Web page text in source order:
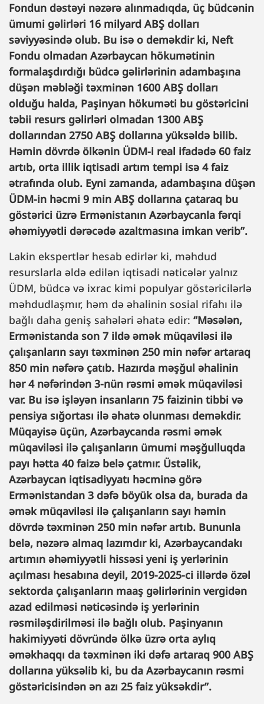
Fondun dəstəyi nəzərə alınmadıqda, üç büdcənin
ümumi gəlirləri 16 milyard ABŞ dolları
səviyyəsində olub. Bu isə o deməkdir ki, Neft
Fondu olmadan Azərbaycan hökumətinin
formalaşdırdığı büdcə gəlirlərinin adambaşına
düşən məbləği təxminən 1600 ABŞ dolları
olduğu halda, Paşinyan hökuməti bu göstəricini
təbii resurs gəlirləri olmadan 1300 ABŞ
dollarından 2750 ABŞ dollarına yüksəldə bilib.
Həmin dövrdə ölkənin ÜDM-i real ifadədə 60 faiz
artıb, orta illik iqtisadi artım tempi isə 4 faiz
ətrafında olub. Eyni zamanda, adambaşına düşən
ÜDM-in həcmi 9 min ABŞ dollarına çataraq bu
göstərici üzrə Ermənistanın Azərbaycanla fərqi
əhəmiyyətli dərəcədə azaltmasına imkan verib”.
Lakin ekspertlər hesab edirlər ki, məhdud
resurslarla əldə edilən iqtisadi nəticələr yalnız
ÜDM, büdcə və ixrac kimi populyar göstəricilərlə
məhdudlaşmır, həm də əhalinin sosial rifahı ilə
bağlı daha geniş sahələri əhatə edir: “Məsələn,
Ermənistanda son 7 ildə əmək müqaviləsi ilə
çalışanların sayı təxminən 250 min nəfər artaraq
850 min nəfərə çatıb. Hazırda məşğul əhalinin
hər 4 nəfərindən 3-nün rəsmi əmək müqaviləsi
var. Bu isə işləyən insanların 75 faizinin tibbi və
pensiya sığortası ilə əhatə olunması deməkdir.
Müqayisə üçün, Azərbaycanda rəsmi əmək
müqaviləsi ilə çalışanların ümumi məşğulluqda
payı hətta 40 faizə belə çatmır. Üstəlik,
Azərbaycan iqtisadiyyatı həcminə görə
Ermənistandan 3 dəfə böyük olsa da, burada da
əmək müqaviləsi ilə çalışanların sayı həmin
dövrdə təxminən 250 min nəfər artıb. Bununla
belə, nəzərə almaq lazımdır ki, Azərbaycandakı
artımın əhəmiyyətli hissəsi yeni iş yerlərinin
açılması hesabına deyil, 2019-2025-ci illərdə özəl
sektorda çalışanların maaş gəlirlərinin vergidən
azad edilməsi nəticəsində iş yerlərinin
rəsmiləşdirilməsi ilə bağlı olub. Paşinyanın
hakimiyyəti dövründə ölkə üzrə orta aylıq
əməkhaqqı da təxminən iki dəfə artaraq 900 ABŞ
dollarına yüksəlib ki, bu da Azərbaycanın rəsmi
göstəricisindən ən azı 25 faiz yüksəkdir”.